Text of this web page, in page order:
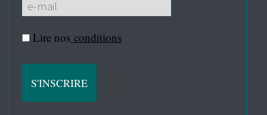
Lire nos conditions